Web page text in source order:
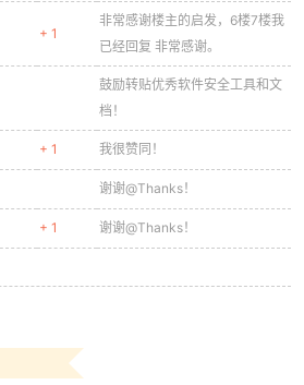
+ 1
非常感谢楼主的启发，6楼7楼我
已经回复 非常感谢。
鼓励转贴优秀软件安全工具和文
档！
+ 1 我很赞同！
谢谢@Thanks！
+ 1 谢谢@Thanks！